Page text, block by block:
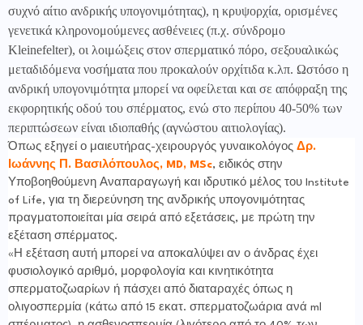
συχνό αίτιο ανδρικής υπογονιμότητας), η κρυψορχία, ορισμένες
γενετικά κληρονομούμενες ασθένειες (π.χ. σύνδρομο
Kleinefelter), οι λοιμώξεις στον σπερματικό πόρο, σεξουαλικώς
μεταδιδόμενα νοσήματα που προκαλούν ορχίτιδα κ.λπ. Ωστόσο η
ανδρική υπογονιμότητα μπορεί να οφείλεται και σε απόφραξη της
εκφορητικής οδού του σπέρματος, ενώ στο περίπου 40-50% των
περιπτώσεων είναι ιδιοπαθής (αγνώστου αιτιολογίας).
Όπως εξηγεί ο μαιευτήρας-χειρουργός γυναικολόγος Δρ.
Ιωάννης Π. Βασιλόπουλος, MD, MSc, ειδικός στην
Υποβοηθούμενη Αναπαραγωγή και ιδρυτικό μέλος του Institute
of Life, για τη διερεύνηση της ανδρικής υπογονιμότητας
πραγματοποιείται μία σειρά από εξετάσεις, με πρώτη την
εξέταση σπέρματος.
«Η εξέταση αυτή μπορεί να αποκαλύψει αν ο άνδρας έχει
φυσιολογικό αριθμό, μορφολογία και κινητικότητα
σπερματοζωαρίων ή πάσχει από διαταραχές όπως η
ολιγοσπερμία (κάτω από 15 εκατ. σπερματοζωάρια ανά ml